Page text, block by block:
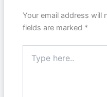
Your email address will
fields are marked *
here..